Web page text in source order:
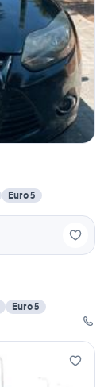
Euro 5
Euro 5